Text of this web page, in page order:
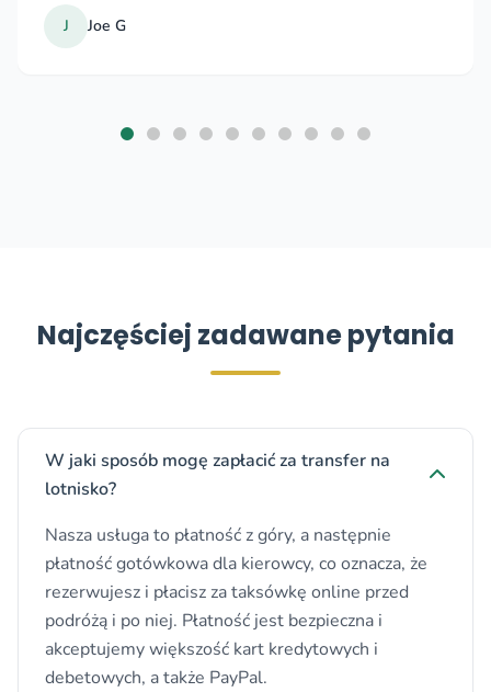
J Joe G
Najczęściej zadawane pytania
W jaki sposób mogę zapłacić za transfer na
lotnisko?
Nasza usługa to płatność z góry, a następnie
płatność gotówkowa dla kierowcy, co oznacza, że
rezerwujesz i płacisz za taksówkę online przed
podróżą i po niej. Płatność jest bezpieczna i
akceptujemy większość kart kredytowych i
debetowych, a także PayPal.